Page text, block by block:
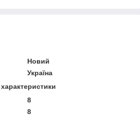
Новий
Україна
8
8